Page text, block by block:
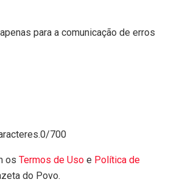
para a comunicação de erros
0/700
os Termos de Uso e Política de
do Povo.